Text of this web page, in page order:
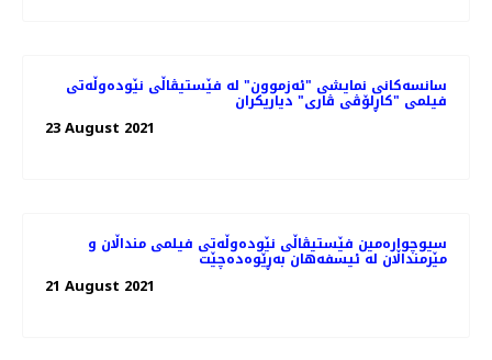
سانسه‌کانی نمایشی "ئەزموون" لە فێستیڤاڵی نێوده‌وڵه‌تی
فیلمی "کاڕلۆڤی ڤاری" دیاریکران
23 August 2021
سیوچوارەمین فێستیڤاڵی نێودەوڵەتی فیلمی منداڵان و
مێرمنداڵان لە ئیسفەهان بەڕێوەدەچێت
21 August 2021